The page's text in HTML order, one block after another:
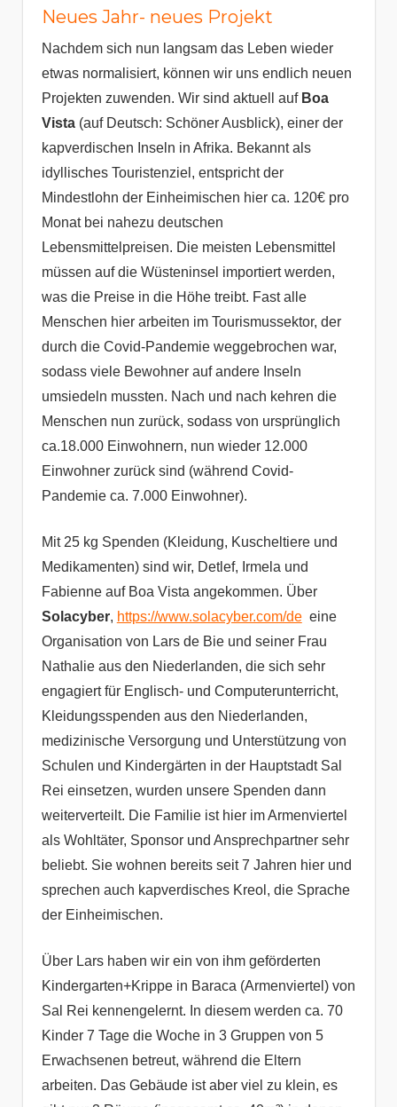
Neues Jahr- neues Projekt
Nachdem sich nun langsam das Leben wieder
etwas normalisiert, können wir uns endlich neuen
Projekten zuwenden. Wir sind aktuell auf Boa
Vista(auf Deutsch: Schöner Ausblick), einer der
kapverdischen Inseln in Afrika. Bekannt als
idyllisches Touristenziel, entspricht der
Mindestlohn der Einheimischen hier ca. 120€ pro
Monat bei nahezu deutschen
Lebensmittelpreisen. Die meisten Lebensmittel
müssen auf die Wüsteninsel importiert werden,
was die Preise in die Höhe treibt. Fast alle
Menschen hier arbeiten im Tourismussektor, der
durch die Covid-Pandemie weggebrochen war,
sodass viele Bewohner auf andere Inseln
umsiedeln mussten. Nach und nach kehren die
Menschen nun zurück, sodass von ursprünglich
ca.18.000 Einwohnern, nun wieder 12.000
Einwohner zurück sind (während Covid-
Pandemie ca. 7.000 Einwohner).
Mit 25 kg Spenden (Kleidung, Kuscheltiere und
Medikamenten) sind wir, Detlef, Irmela und
Fabienne auf Boa Vista angekommen. Über
Solacyber, https://www.solacyber.com/deeine
Organisation von Lars de Bie und seiner Frau
Nathalie aus den Niederlanden, die sich sehr
engagiert für Englisch- und Computerunterricht,
Kleidungsspenden aus den Niederlanden,
medizinische Versorgung und Unterstützung von
Schulen und Kindergärten in der Hauptstadt Sal
Rei einsetzen, wurden unsere Spenden dann
weiterverteilt. Die Familie ist hier im Armenviertel
als Wohltäter, Sponsor und Ansprechpartner sehr
beliebt. Sie wohnen bereits seit 7 Jahren hier und
sprechen auch kapverdisches Kreol, die Sprache
der Einheimischen.
Über Lars haben wir ein von ihm geförderten
Kindergarten+Krippe in Baraca (Armenviertel) von
Sal Rei kennengelernt. In diesem werden ca. 70
Kinder 7 Tage die Woche in 3 Gruppen von 5
Erwachsenen betreut, während die Eltern
arbeiten. Das Gebäude ist aber viel zu klein, es